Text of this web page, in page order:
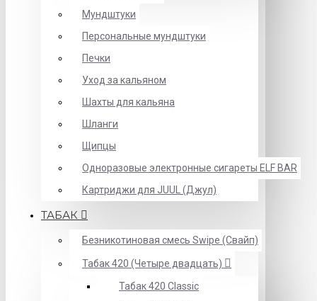
Мундштуки
Персональные мундштуки
Печки
Уход за кальяном
Шахты для кальяна
Шланги
Щипцы
Одноразовые электронные сигареты ELF BAR
Картриджи для JUUL (Джул)
ТАБАК
Безникотиновая смесь Swipe (Свайп)
Табак 420 (Четыре двадцать)
Табак 420 Classic